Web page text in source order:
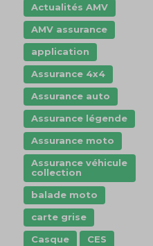
Actualités AMV
AMV assurance
application
Assurance 4x4
Assurance auto
Assurance légende
Assurance moto
Assurance véhicule
collection
balade moto
carte grise
Casque
CES